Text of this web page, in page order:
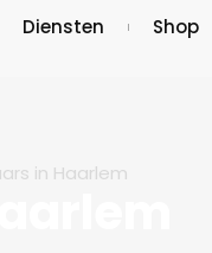
Diensten Shop
in Haarlem